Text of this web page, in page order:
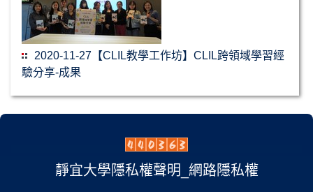
2020-11-27【CLIL教學工作坊】CLIL跨領域學習經
驗分享-成果
靜宜大學隱私權聲明_網路隱私權